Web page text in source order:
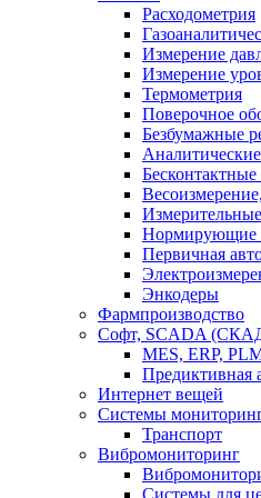
Расходометрия
Измерение
Измерение
Термометрия
Поверочное
Безбумажные
Нормирующие
Первичная
Энкодеры
Фармпроизводство
Софт, SCADA
MES, ERP,
Предиктивная
Интернет вещей
Системы
Транспорт
Вибромониторинг